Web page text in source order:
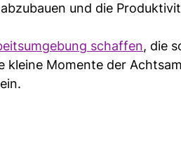
und die
schaffen, die
kleine Momente der